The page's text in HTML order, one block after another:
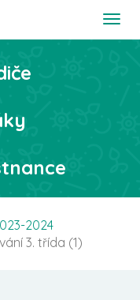
T
t
2024
3. třída (1)